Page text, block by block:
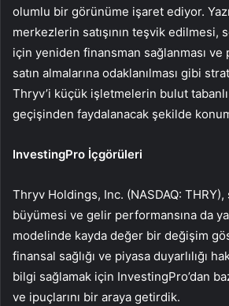
olumlu bir görünüme işaret ediyor.
merkezlerin satışının teşvik edilmesi,
için yeniden finansman sağlanması ve
satın almalarına odaklanılması gibi
Thryv’i küçük işletmelerin bulut
geçişinden faydalanacak şekilde
InvestingPro İçgörüleri
Thryv Holdings, Inc. (NASDAQ: THRY),
büyümesi ve gelir performansına da
modelinde kayda değer bir değişim
finansal sağlığı ve piyasa duyarlılığı
bilgi sağlamak için InvestingPro’dan
ve ipuçlarını bir araya getirdik.